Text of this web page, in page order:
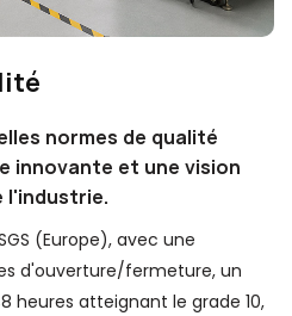
normes de qualité
innovante et une vision
l'industrie.
(Europe), avec une
d'ouverture/fermeture, un
heures atteignant le grade 10,